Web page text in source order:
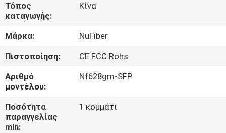
ΓΎΡΟΣ
ΕΡΓΟΣΤΑΣΊΩΝ
ΠΟΙΟΤΙΚΌΣ
ΈΛΕΓΧΟΣ
ΜΑΣ
Τόπος
καταγωγής:
Κίνα
Μάρκα:
NuFiber
Πιστοποίηση:
CE FCC Rohs
Αριθμό
μοντέλου:
Nf628gm-SFP
Ποσότητα
παραγγελίας
min:
1 κομμάτι